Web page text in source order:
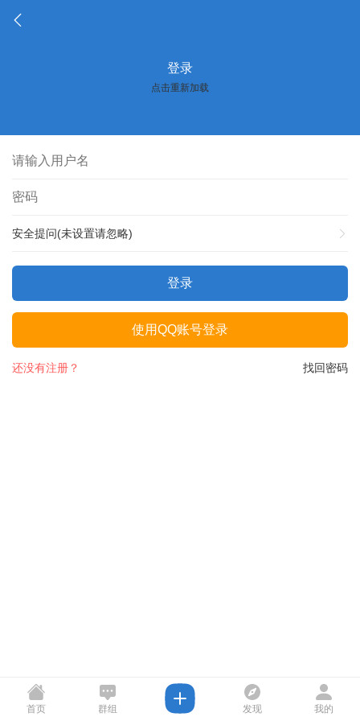
登录
点击重新加载
安全提问(未设置请忽略)
登录
使用QQ账号登录
找回密码
还没有注册？
首页 群组 发现 我的